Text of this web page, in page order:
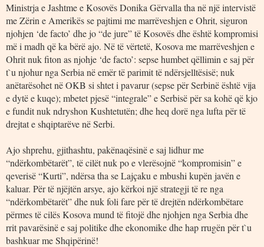
Ministrja e Jashtme e Kosovës Donika Gërvalla tha në një intervistë
me Zërin e Amerikës se pajtimi me marrëveshjen e Ohrit, siguron
njohjen ‘de facto’ dhe jo “de jure” të Kosovës dhe është kompromisi
më i madh që ka bërë ajo. Në të vërtetë, Kosova me marrëveshjen e
Ohrit nuk fiton as njohje ‘de facto’: sepse humbet qëllimin e saj për
t`u njohur nga Serbia në emër të parimit të ndërsjelltësisë; nuk
anëtarësohet në OKB si shtet i pavarur (sepse për Serbinë është vija
e dytë e kuqe); mbetet pjesë “integrale” e Serbisë për sa kohë që kjo
e fundit nuk ndryshon Kushtetutën; dhe heq dorë nga lufta për të
drejtat e shqiptarëve në Serbi.
Ajo shprehu, gjithashtu, pakënaqësinë e saj lidhur me
“ndërkombëtarët”, të cilët nuk po e vlerësojnë “kompromisin” e
qeverisë “Kurti”, ndërsa tha se Lajçaku e mbushi kupën javën e
kaluar. Për të njëjtën arsye, ajo kërkoi një strategji të re nga
“ndërkombëtarët” dhe nuk foli fare për të drejtën ndërkombëtare
përmes të cilës Kosova mund të fitojë dhe njohjen nga Serbia dhe
rrit pavarësinë e saj politike dhe ekonomike dhe hap rrugën për t`u
bashkuar me Shqipërinë!